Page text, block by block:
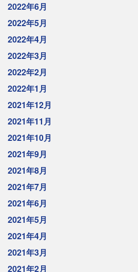
2022年6月
2022年5月
2022年4月
2022年3月
2022年2月
2022年1月
2021年12月
2021年11月
2021年10月
2021年9月
2021年8月
2021年7月
2021年6月
2021年5月
2021年4月
2021年3月
2021年2月